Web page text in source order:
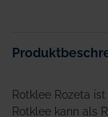
Rotklee Rozeta
Rotklee kann als